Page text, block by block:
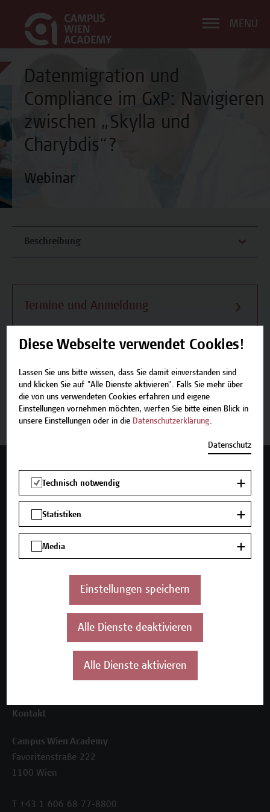
MENÜ
Datenmigration und
Compliance im GxP: Navigieren
zwischen „Skylla und
Charybdis“?
Webinar
Beschreibung
Termine und Anmeldung
Beschreibung
Termine und Anmeldung
Mehr Infos gewünscht?
Unser Angebot
Seminare und Zertifikatsprogramme
Die Campus Wien Academy
Kontakt
Campus Wien Academy
Favoritenstraße 222
1100 Wien
T +43 1 606 68 77-8800
Diese Webseite verwendet Cookies!
Lassen Sie uns bitte wissen, dass Sie damit einverstanden sind
und klicken Sie auf "Alle Dienste aktivieren". Falls Sie mehr über
die von uns verwendeten Cookies erfahren und eigene
Einstellungen vornehmen möchten, werfen Sie bitte einen Blick in
unsere Einstellungen oder in die Datenschutzerklärung.
Datenschutz
Technisch notwendig
Statistiken
Media
Einstellungen speichern
Alle Dienste deaktivieren
Alle Dienste aktivieren